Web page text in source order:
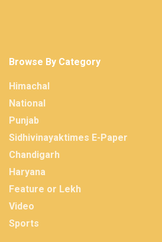
Browse By Category
Himachal
National
Punjab
Sidhivinayaktimes E-Paper
Chandigarh
Haryana
Feature or Lekh
Video
Sports